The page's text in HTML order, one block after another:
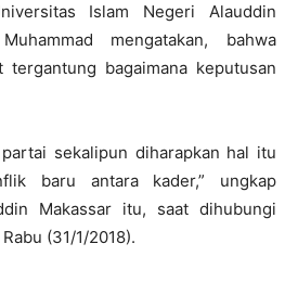
Islam Negeri Alauddin
mengatakan, bahwa
tergantung bagaimana keputusan
sekalipun diharapkan hal itu
baru antara kader,” ungkap
Makassar itu, saat dihubungi
(31/1/2018).